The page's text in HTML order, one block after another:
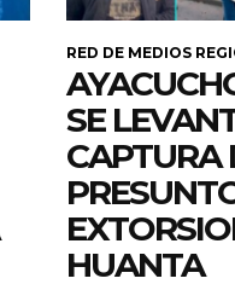
RED DE MEDIOS
SE
CAPTURA
HUANTA